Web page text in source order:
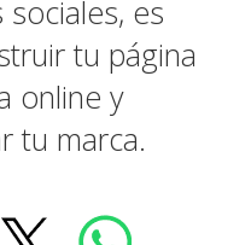
es
tu página
online y
tu marca.